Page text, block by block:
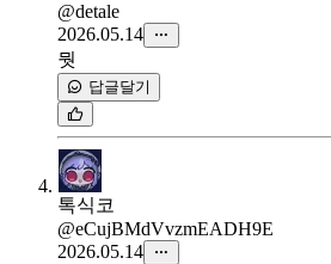
@detale
2026.05.14
뭣
답글달기
톡식코
@eCujBMdVvzmEADH9E
2026.05.14